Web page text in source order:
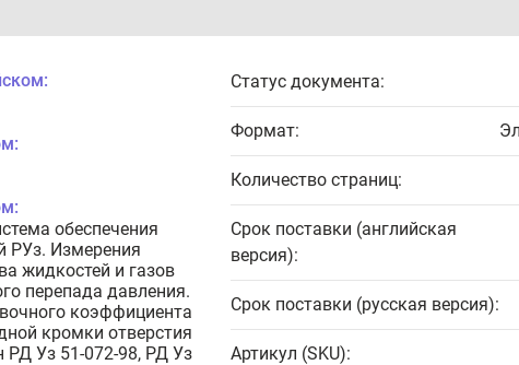
обеспечения
РУз. Измерения
жидкостей и газов
перепада давления.
коэффициента
кромки отверстия
Уз 51-072-98, РД Уз
Статус документа:
Формат:
Количество страниц:
Срок поставки (английская
версия):
Срок поставки (русская версия):
Артикул (SKU):